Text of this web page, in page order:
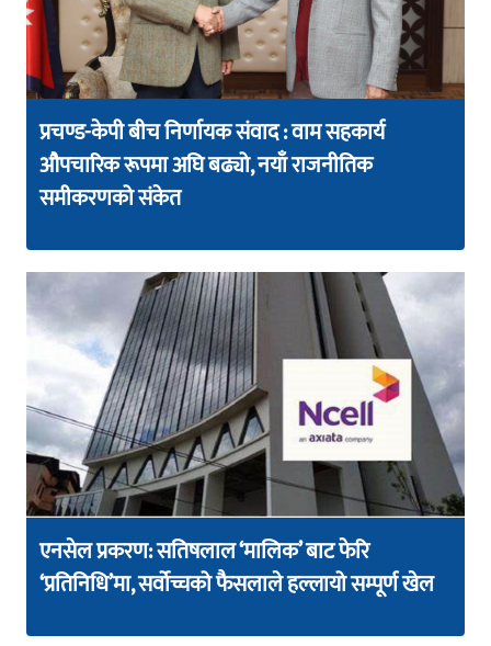
प्रचण्ड-केपी बीच निर्णायक संवाद : वाम सहकार्य
औपचारिक रूपमा अघि बढ्यो, नयाँ राजनीतिक
समीकरणको संकेत
एनसेल प्रकरण: सतिषलाल ‘मालिक’ बाट फेरि
‘प्रतिनिधि’मा, सर्वोच्चको फैसलाले हल्लायो सम्पूर्ण खेल